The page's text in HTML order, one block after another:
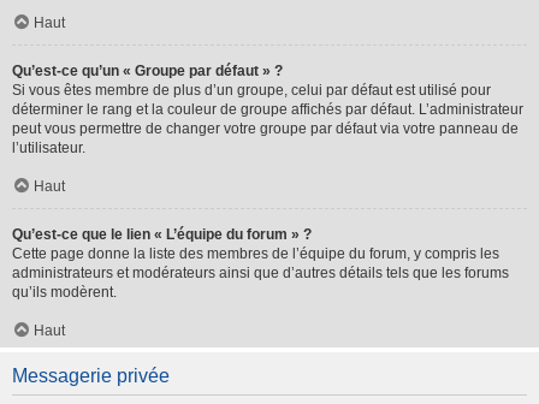
Haut
Qu’est-ce qu’un « Groupe par défaut » ?
Si vous êtes membre de plus d’un groupe, celui par défaut est utilisé pour
déterminer le rang et la couleur de groupe affichés par défaut. L’administrateur
peut vous permettre de changer votre groupe par défaut via votre panneau de
l’utilisateur.
Haut
Qu’est-ce que le lien « L’équipe du forum » ?
Cette page donne la liste des membres de l’équipe du forum, y compris les
administrateurs et modérateurs ainsi que d’autres détails tels que les forums
qu’ils modèrent.
Haut
Messagerie privée